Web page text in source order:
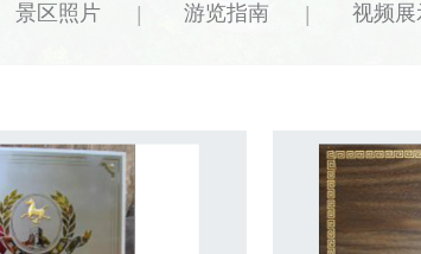
景区照片 游览指南 视频展